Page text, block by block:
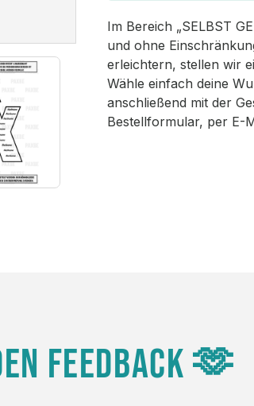
Im Bereich „SELBST
und ohne
erleichtern, stellen wir
Wähle einfach deine
anschließend mit der
Bestellformular, per E-
FEEDBACK 🫶